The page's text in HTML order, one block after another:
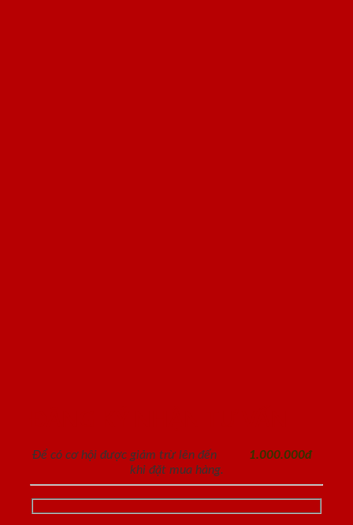
Để có cơ hội được giảm trừ lên đến
1.000.000đ
khi đặt mua hàng.